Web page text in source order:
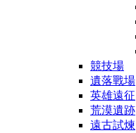
競技場
遺落戰場
英雄遠征
荒漠遺跡
遠古試煉